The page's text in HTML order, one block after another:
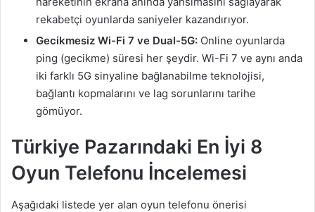
rekabetçi oyunlarda saniyeler kazandırıyor.
Gecikmesiz Wi-Fi 7 ve Dual-5G: Online oyunlarda
ping (gecikme) süresi her şeydir. Wi-Fi 7 ve aynı anda
iki farklı 5G sinyaline bağlanabilme teknolojisi,
bağlantı kopmalarını ve lag sorunlarını tarihe
gömüyor.
Türkiye Pazarındaki En İyi 8
Oyun Telefonu İncelemesi
Aşağıdaki listede yer alan oyun telefonu önerisi